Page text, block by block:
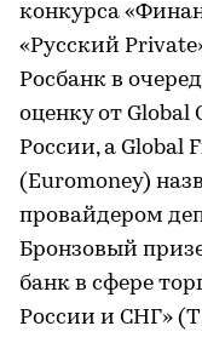
конкурса
«Русский
Росбанк в
оценку от Global
России, а Global
(Euromoney)
провайдером
Бронзовый
банк в сфере
России и СНГ»